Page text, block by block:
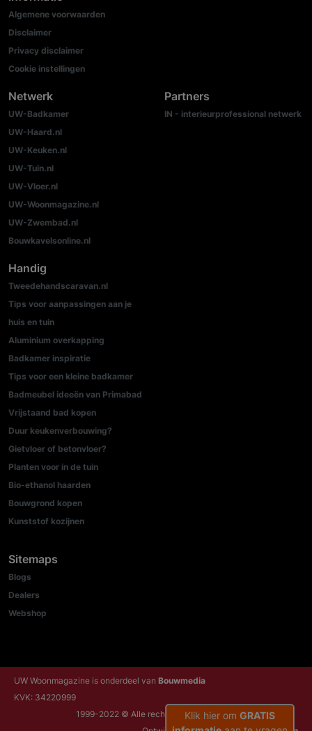
Algemene voorwaarden
Disclaimer
Privacy disclaimer
Cookie instellingen
Netwerk
UW-Badkamer
UW-Haard.nl
UW-Keuken.nl
UW-Tuin.nl
UW-Vloer.nl
UW-Woonmagazine.nl
UW-Zwembad.nl
Bouwkavelsonline.nl
Partners
IN - interieurprofessional netwerk
Handig
Tweedehandscaravan.nl
Tips voor aanpassingen aan je
huis en tuin
Aluminium overkapping
Badkamer inspiratie
Tips voor een kleine badkamer
Badmeubel ideeën van Primabad
Vrijstaand bad kopen
Duur keukenverbouwing?
Gietvloer of betonvloer?
Planten voor in de tuin
Bio-ethanol haarden
Bouwgrond kopen
Kunststof kozijnen
Sitemaps
Blogs
Dealers
Webshop
UW Woonmagazine is onderdeel van Bouwmedia
KVK: 34220999
1999-2022 © Alle rechten voorbehouden
Klik hier om GRATIS